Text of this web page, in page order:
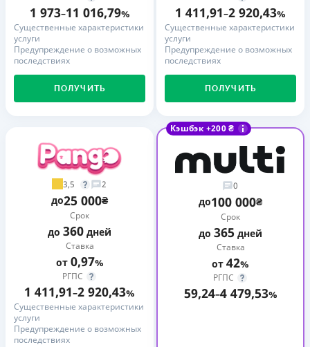
1 973–11 016,79%
Существенные характеристики
услуги
Предупреждение о возможных
последствиях
ПОЛУЧИТЬ
1 411,91–2 920,43%
Существенные характеристики
услуги
Предупреждение о возможных
последствиях
ПОЛУЧИТЬ
3,5 2
до25 000₴
Срок
до 360 дней
Ставка
от 0,97%
РГПС
1 411,91–2 920,43%
Существенные характеристики
услуги
Предупреждение о возможных
последствиях
Кэшбэк +200 ₴
0
до100 000₴
Срок
до 365 дней
Ставка
от 42%
РГПС
59,24–4 479,53%